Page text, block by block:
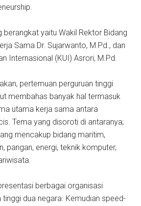
berangkat yaitu Wakil Rektor Bidang
Sama Dr. Sujarwanto, M.Pd., dan
Internasional (KUI) Asrori, M.Pd.
pertemuan perguruan tinggi
membahas banyak hal termasuk
utama kerja sama antara
Tema yang disoroti di antaranya;
mencakup bidang maritim,
pangan, energi, teknik komputer,
berbagai organisasi
tinggi dua negara. Kemudian speed-